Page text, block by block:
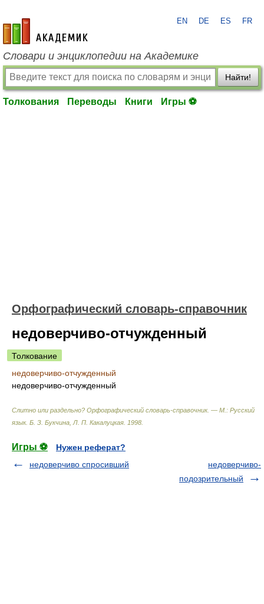
academic.ru
EN DE ES FR
Словари и энциклопедии на Академике
Найти!
Толкования Переводы Книги Игры ⚽
Орфографический словарь-справочник
недоверчиво-отчужденный
Толкование
недоверчиво-отчужденный
недоверчиво-отчужденный
Слитно или раздельно? Орфографический словарь-справочник. — М.: Русский
язык. Б. З. Букчина, Л. П. Какалуцкая 1998
Игры ⚽
Нужен реферат?
недоверчиво спросивший
недоверчиво-
подозрительный